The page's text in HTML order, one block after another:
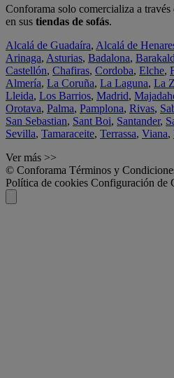
Conforama solo comercializa a
en sus tiendas de sofás.
Alcalá de Guadaíra, Alcalá de
Arinaga, Asturias, Badalona,
Castellón, Chafiras, Cordoba, Elche,
Almería, La Coruña, La Laguna, La
Lleida, Los Barrios, Madrid,
Orotava, Palma, Pamplona, Rivas,
San Sebastian, Sant Boi, Santander,
Sevilla, Tamaraceite, Terrassa, Viana,
Ver más >>
© Conforama Términos y
Política de cookies Configuración de